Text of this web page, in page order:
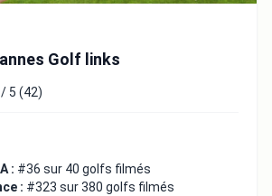
Golf links
5 (42)
: #36 sur 40 golfs filmés
: #323 sur 380 golfs filmés